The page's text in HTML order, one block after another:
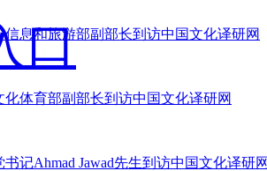
息和旅游部副部长到访中国文化译研网
体育部副部长到访中国文化译研网
记Ahmad Jawad先生到访中国文化译研
口
们